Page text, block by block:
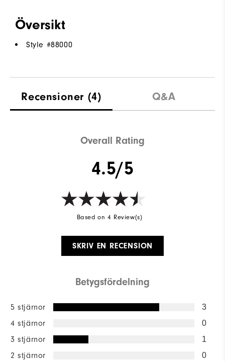
Översikt
Style #88000
Recensioner (4) Q&A
Overall Rating
4.5/5
Based on 4 Review(s)
SKRIV EN RECENSION
Betygsfördelning
5 stjärnor 3
4 stjärnor 0
3 stjärnor 1
2 stjärnor 0